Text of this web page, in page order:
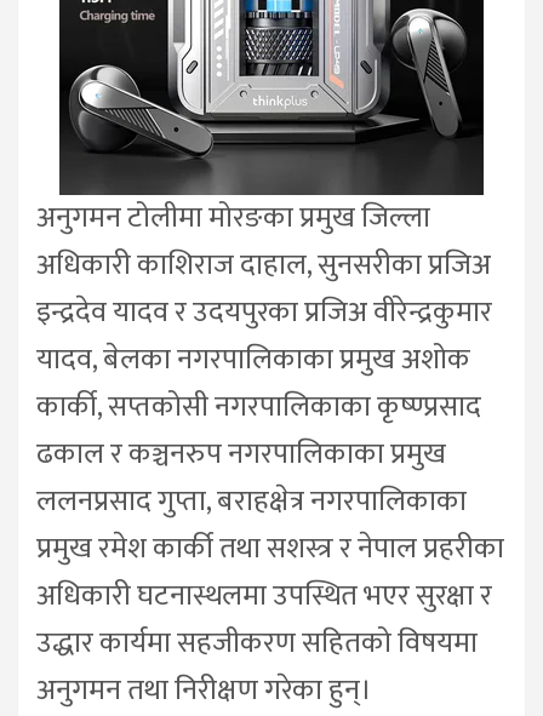
अनुगमन टोलीमा मोरङका प्रमुख जिल्ला
अधिकारी काशिराज दाहाल, सुनसरीका प्रजिअ
इन्द्रदेव यादव र उदयपुरका प्रजिअ वीरेन्द्रकुमार
यादव, बेलका नगरपालिकाका प्रमुख अशोक
कार्की, सप्तकोसी नगरपालिकाका कृष्ण्प्रसाद
ढकाल र कञ्चनरुप नगरपालिकाका प्रमुख
ललनप्रसाद गुप्ता, बराहक्षेत्र नगरपालिकाका
प्रमुख रमेश कार्की तथा सशस्त्र र नेपाल प्रहरीका
अधिकारी घटनास्थलमा उपस्थित भएर सुरक्षा र
उद्धार कार्यमा सहजीकरण सहितको विषयमा
अनुगमन तथा निरीक्षण गरेका हुन्।